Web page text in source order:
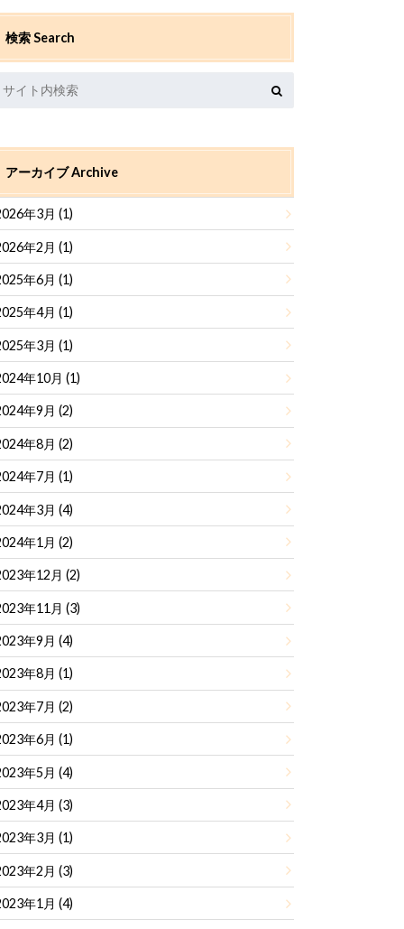
検索 Search
アーカイブ Archive
年3月 (1)
年2月 (1)
年6月 (1)
年4月 (1)
年3月 (1)
年10月 (1)
年9月 (2)
年8月 (2)
年7月 (1)
年3月 (4)
年1月 (2)
年12月 (2)
年11月 (3)
年9月 (4)
年8月 (1)
年7月 (2)
年6月 (1)
年5月 (4)
年4月 (3)
年3月 (1)
年2月 (3)
年1月 (4)